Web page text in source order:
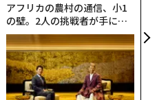
アフリカの農村の通信、小1
の壁。2人の挑戦者が手にし
た「次なる武器」